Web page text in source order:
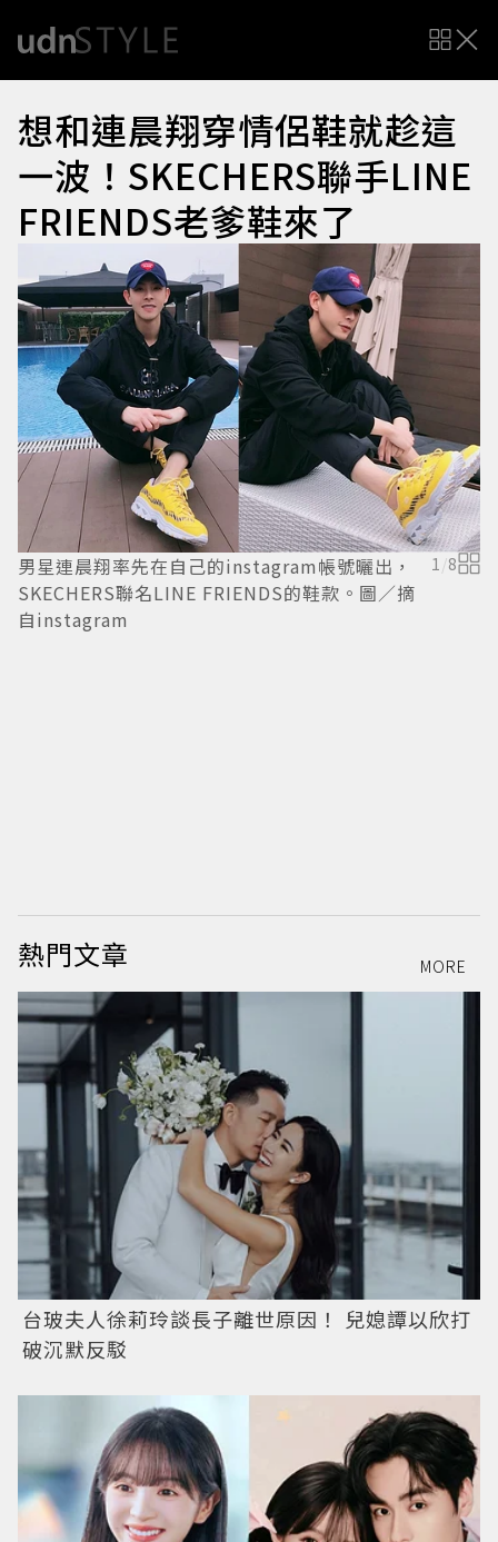
想和連晨翔穿情侶鞋就趁這
一波！SKECHERS聯手LINE
FRIENDS老爹鞋來了
男星連晨翔率先在自己的instagram帳號曬出，
SKECHERS聯名LINE FRIENDS的鞋款。圖／摘
自instagram
1 /8
熱門文章 MORE
台玻夫人徐莉玲談長子離世原因！ 兒媳譚以欣打
破沉默反駁